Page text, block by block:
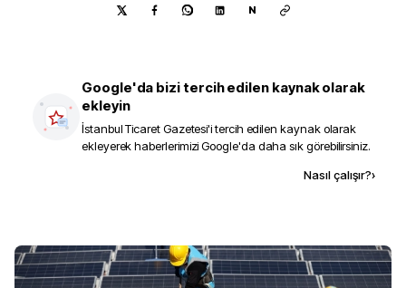
N
Google'da bizi tercih edilen kaynak olarak
ekleyin
İstanbul Ticaret Gazetesi'i tercih edilen kaynak olarak
ekleyerek haberlerimizi Google'da daha sık görebilirsiniz.
Nasıl çalışır?›